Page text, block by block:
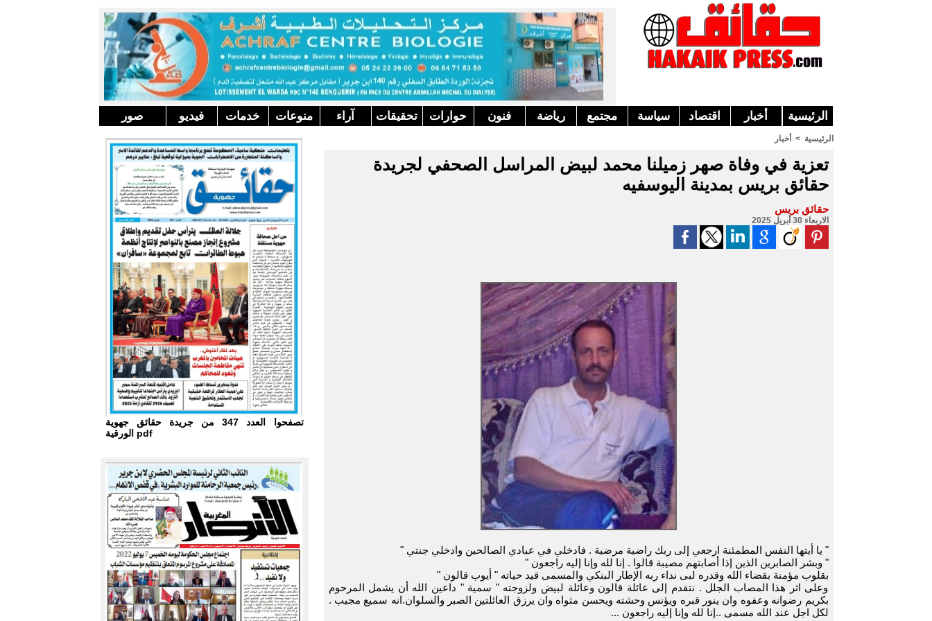
الرئيسية أخبار اقتصاد سياسة مجتمع رياضة فنون حوارات تحقيقات آراء منوعات خدمات فيديو صور
تصفحوا العدد 347 من جريدة حقائق جهوية
الورقية pdf
الرئيسية > أخبار
تعزية في وفاة صهر زميلنا محمد لبيض المراسل الصحفي لجريدة
حقائق بريس بمدينة اليوسفيه
حقائق بريس
الاربعاء 30 أبريل 2025
" يا أيتها النفس المطمئنة ارجعي إلى ربك راضية مرضية . فادخلي في عبادي الصالحين وادخلي جنتي "
" وبشر الصابرين الذين إذا أصابتهم مصيبة قالوا . إنا لله وإنا إليه راجعون "
بقلوب مؤمنة بقضاء الله وقدره لبى نداء ربه الإطار البنكي والمسمى قيد حياته " أيوب قالون "
وعلى اثر هذا المصاب الجلل . نتقدم إلى عائلة قالون وعائلة لبيض ولزوجته " سمية " داعين الله أن يشمل المرحوم
بكريم رضوانه وعفوه وان ينور قبره ويؤنس وحشته ويحسن مثواه وان يرزق العائلتين الصبر والسلوان.انه سميع مجيب .
لكل اجل عند الله مسمى ..إنا لله وإنا إليه راجعون ...